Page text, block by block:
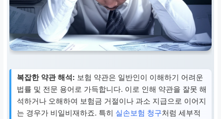
복잡한 약관 해석: 보험 약관은 일반인이 이해하기 어려운
법률 및 전문 용어로 가득합니다. 이로 인해 약관을 잘못 해
석하거나 오해하여 보험금 거절이나 과소 지급으로 이어지
는 경우가 비일비재하죠. 특히 실손보험 청구처럼 세부적